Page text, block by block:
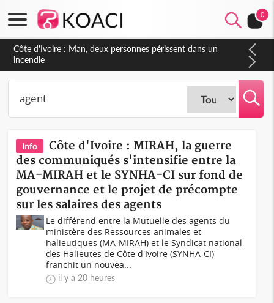
0
Côte d'Ivoire : Séileu, la célébration de la fête nationale
transformée en vaste campagne contre les produits
dépigmentants dangereux
Info
Côte d'Ivoire : MIRAH, la guerre
des communiqués s'intensifie entre la
MA-MIRAH et le SYNHA-CI sur fond de
gouvernance et le projet de précompte
sur les salaires des agents
Le différend entre la Mutuelle des agents du
ministère des Ressources animales et
halieutiques (MA-MIRAH) et le Syndicat national
des Halieutes de Côte d'Ivoire (SYNHA-CI)
franchit un nouvea...
il y a 20 heures